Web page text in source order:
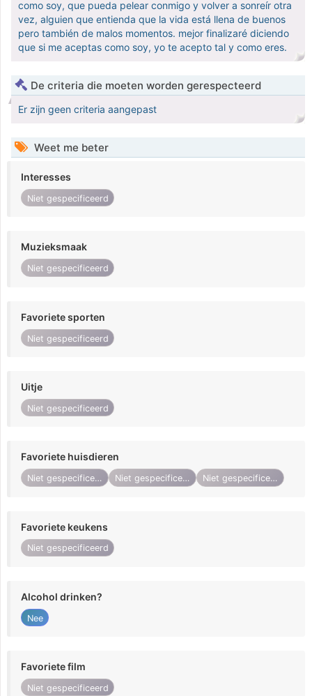
como soy, que pueda pelear conmigo y volver a sonreír otra
vez, alguien que entienda que la vida está llena de buenos
pero también de malos momentos. mejor finalizaré diciendo
que si me aceptas como soy, yo te acepto tal y como eres.
De criteria die moeten worden gerespecteerd
Er zijn geen criteria aangepast
Weet me beter
Interesses
Niet gespecificeerd
Muzieksmaak
Niet gespecificeerd
Favoriete sporten
Niet gespecificeerd
Uitje
Niet gespecificeerd
Favoriete huisdieren
Niet gespecificeerd Niet gespecificeerd Niet gespecificeerd
Favoriete keukens
Niet gespecificeerd
Alcohol drinken?
Nee
Favoriete film
Niet gespecificeerd